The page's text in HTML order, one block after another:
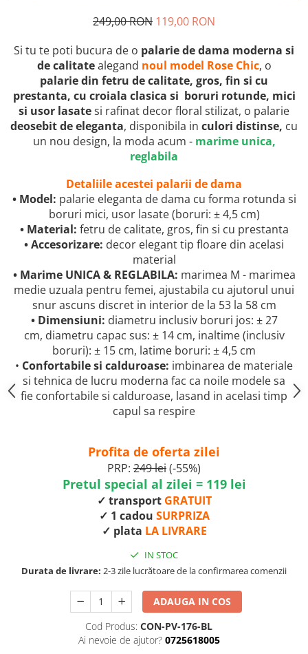
249,00 RON 119,00 RON
Si tu te poti bucura de o palarie de dama moderna si
de calitatealegand noul model Rose Chic, o
palariedin fetru de calitate, gros, fin si cu
prestanta, cu croiala clasica si boruri rotunde, mici
si usor lasatesi rafinat decor floral stilizat, o palarie
deosebit de eleganta, disponibila in culori distinse, cu
un nou design, la moda acum - marime unica,
reglabila
Detaliile acestei palarii de dama
• Model: palarie eleganta de dama cu forma rotunda si
boruri mici, usor lasate (boruri: ± 4,5 cm)
• Material: fetru de calitate, gros, fin si cu prestanta
• Accesorizare: decor elegant tip floare din acelasi
material
• Marime UNICA & REGLABILA: marimea M - marimea
medie uzuala pentru femei, ajustabila cu ajutorul unui
snur ascuns discret in interior de la 53 la 58 cm
• Dimensiuni: diametru inclusiv boruri jos: ± 27
cm, diametru capac sus: ± 14 cm, inaltime (inclusiv
boruri): ± 15 cm, latime boruri: ± 4,5 cm
• Confortabile si calduroase: imbinarea de materiale
si tehnica de lucru moderna fac ca noile modele sa
fie confortabile si calduroase, lasand in acelasi timp
capul sa respire
Profita de oferta zilei
PRP: 249 lei(-55%)
Pretul special al zilei = 119 lei
✓ transport GRATUIT
✓ 1 cadou SURPRIZA
✓ plata LA LIVRARE
IN STOC
Durata de livrare: 2-3 zile lucrătoare de la confirmarea comenzii
ADAUGA IN COS
Cod Produs: CON-PV-176-BL
Ai nevoie de ajutor? 0725618005